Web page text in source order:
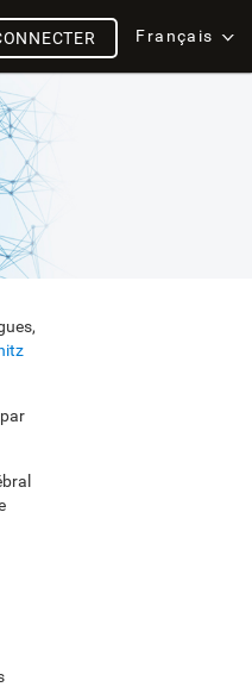
Français